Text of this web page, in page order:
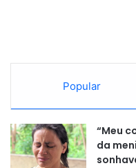
Popular
“Meu
da